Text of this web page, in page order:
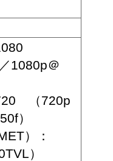
1080p＠
（720p
）
）：
）